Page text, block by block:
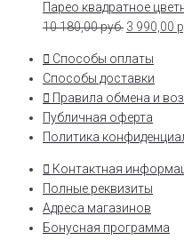
Парео квадратное
10 180,00руб. 3 990,00
Способы оплаты
Способы доставки
Правила обмена и
Публичная оферта
Политика
Контактная
Полные реквизиты
Адреса магазинов
Бонусная программа